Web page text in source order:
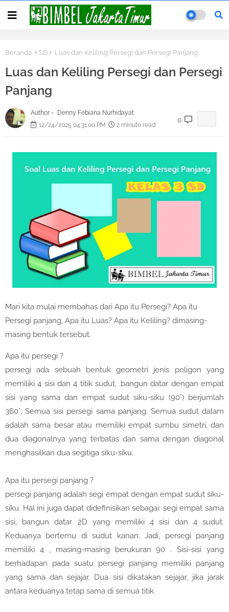
Beranda SD Luas dan Keliling Persegi dan Persegi Panjang
Luas dan Keliling Persegi dan Persegi
Panjang
Author -
Denny Febiana Nurhidayat
12/24/2025 04:31:00 PM
2 minute read
0
Mari kita mulai membahas dari Apa itu Persegi? Apa itu
Persegi panjang, Apa itu Luas? Apa itu Keliling? dimasing-
masing bentuk tersebut.
Apa itu persegi ?
persegi ada sebuah bentuk geometri jenis poligon yang
memiliki 4 sisi dan 4 titik sudut, .bangun datar dengan empat
sisi yang sama dan empat sudut siku-siku (90°) berjumlah
360°, Semua sisi persegi sama panjang. Semua sudut dalam
adalah sama besar atau memiliki empat sumbu simetri, dan
dua diagonalnya yang terbatas dan sama dengan diagonal
menghasilkan dua segitiga siku-siku.
Apa itu persegi panjang ?
persegi panjang adalah segi empat dengan empat sudut siku-
siku. Hal ini juga dapat didefinisikan sebagai: segi empat sama
sisi, bangun datar 2D yang memiliki 4 sisi dan 4 sudut.
Keduanya bertemu di sudut kanan. Jadi, persegi panjang
memiliki 4 , masing-masing berukuran 90 . Sisi-sisi yang
berhadapan pada suatu persegi panjang memiliki panjang
yang sama dan sejajar. Dua sisi dikatakan sejajar, jika jarak
antara keduanya tetap sama di semua titik.